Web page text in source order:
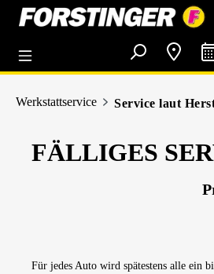
springen
Werkstattservice Service laut
FÄLLIGES
Für jedes Auto wird spätestens alle ein